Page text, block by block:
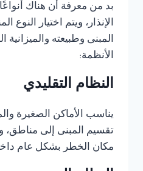
بد من معرفة أن هناك
الإنذار، ويتم اختيار
المبنى وطبيعته
الأنظمة:
النظام التقليدي
يناسب الأماكن الصغيرة
تقسيم المبنى إلى مناطق،
مكان الخطر بشكل عام